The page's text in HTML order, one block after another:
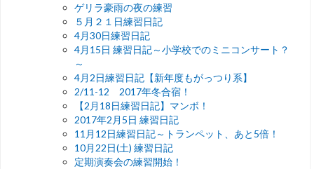
ゲリラ豪雨の夜の練習
５月２１日練習日記
4月30日練習日記
4月15日 練習日記～小学校でのミニコンサート？
～
4月2日練習日記【新年度もがっつり系】
2/11-12 2017年冬合宿！
【2月18日練習日記】マンボ！
2017年2月5日 練習日記
11月12日練習日記～トランペット、あと5倍！
10月22日(土) 練習日記
定期演奏会の練習開始！